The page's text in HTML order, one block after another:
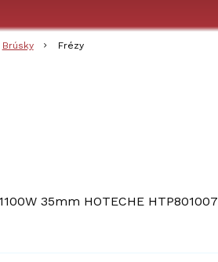
Brúsky Frézy
35mm HOTECHE HTP801007